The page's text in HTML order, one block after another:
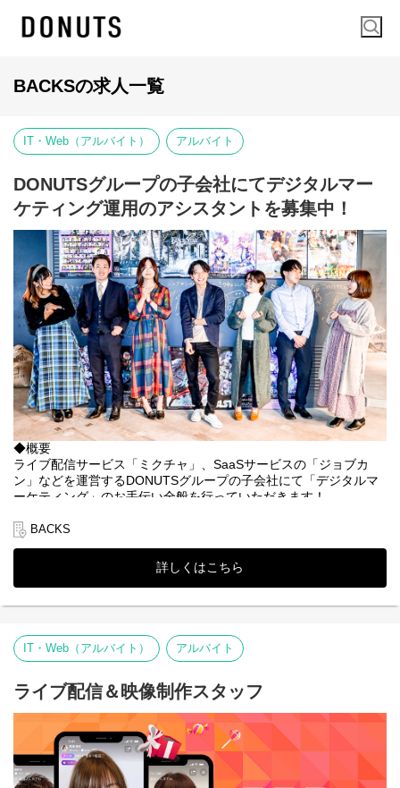
BACKSの求人一覧
IT・Web（アルバイト） アルバイト
DONUTSグループの子会社にてデジタルマー
ケティング運用のアシスタントを募集中！
◆概要
ライブ配信サービス「ミクチャ」、SaaSサービスの「ジョブカ
ン」などを運営するDONUTSグループの子会社にて「デジタルマ
ーケティング」のお手伝い全般を行っていただきます！
◆仕事内容
事業拡大中であるDONUTSグループの子会社にてインターネット
広告運用のアシスタント業務を行っていただきます。
幅広い業務を担当いただく予定ですが、具体的には下記の業務が
中心となります。
・データ入力
・運用型広告(リスティング、アドネットワークなど)の数値の集
・WEBデザイナーと連携した、バナー・動画作成のお手伝い。
・動画やバナーの素材探し
・広告出稿全般のお手伝い
BACKS
詳しくはこちら
IT・Web（アルバイト） アルバイト
ライブ配信＆映像制作スタッフ